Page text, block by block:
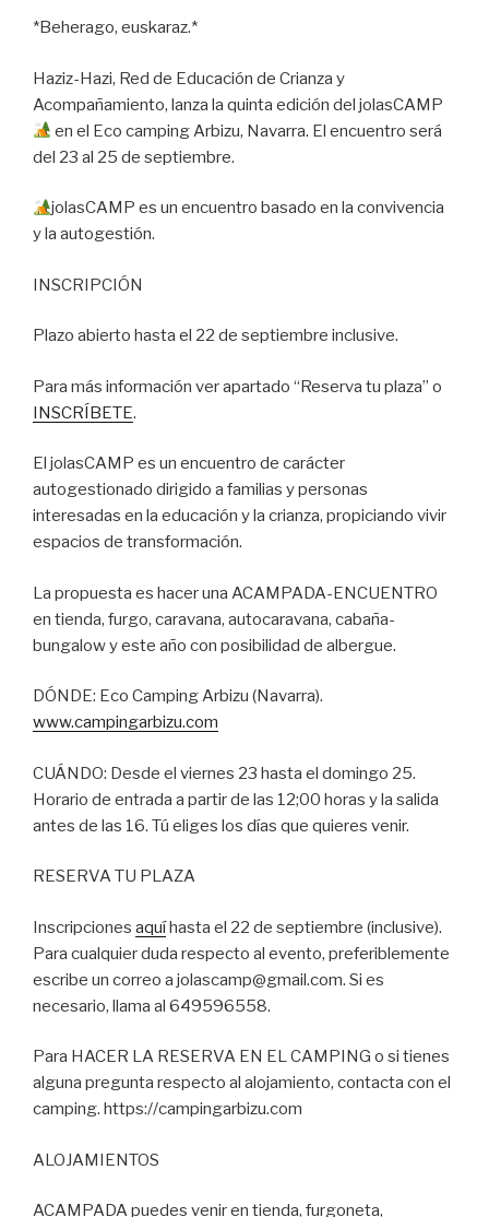
*Beherago, euskaraz.*
Haziz-Hazi, Red de Educación de Crianza y
Acompañamiento, lanza la quinta edición del jolasCAMP
en el Eco camping Arbizu, Navarra. El encuentro será
del 23 al 25 de septiembre.
jolasCAMP es un encuentro basado en la convivencia
y la autogestión.
INSCRIPCIÓN
Plazo abierto hasta el 22 de septiembre inclusive.
Para más información ver apartado “Reserva tu plaza” o
INSCRÍBETE.
El jolasCAMP es un encuentro de carácter
autogestionado dirigido a familias y personas
interesadas en la educación y la crianza, propiciando vivir
espacios de transformación.
La propuesta es hacer una ACAMPADA-ENCUENTRO
en tienda, furgo, caravana, autocaravana, cabaña-
bungalow y este año con posibilidad de albergue.
DÓNDE: Eco Camping Arbizu (Navarra).
www.campingarbizu.com
CUÁNDO: Desde el viernes 23 hasta el domingo 25.
Horario de entrada a partir de las 12;00 horas y la salida
antes de las 16. Tú eliges los días que quieres venir.
RESERVA TU PLAZA
Inscripciones aquíhasta el 22 de septiembre (inclusive).
Para cualquier duda respecto al evento, preferiblemente
escribe un correo a jolascamp@gmail.com. Si es
necesario, llama al 649596558.
Para HACER LA RESERVA EN EL CAMPING o si tienes
alguna pregunta respecto al alojamiento, contacta con el
camping. https://campingarbizu.com
ALOJAMIENTOS
ACAMPADA puedes venir en tienda, furgoneta,